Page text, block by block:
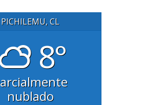
PICHILEMU, CL
8°
nublado